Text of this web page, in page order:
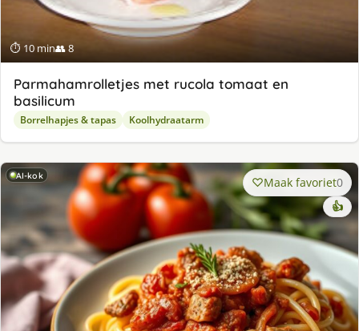
⏱ 10 min👥 8
Parmahamrolletjes met rucola tomaat en
basilicum
Borrelhapjes & tapas Koolhydraatarm
AI-kok Maak favoriet0
👍